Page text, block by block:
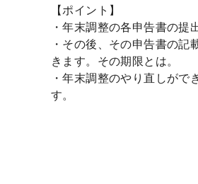
【ポイント】
・年末調整の各申告書の提
・その後、その申告書の
きます。その期限とは。
・年末調整のやり直しが
す。